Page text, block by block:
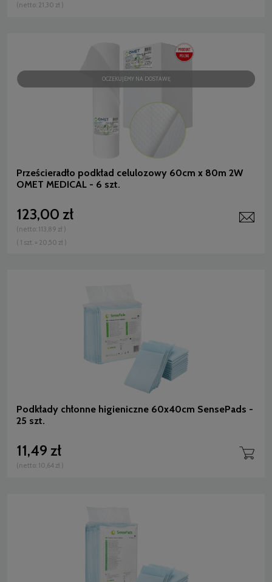
(netto: 21,30 zł )
Prześcieradło podkład celulozowy 60cm x 80m 2W
OMET MEDICAL - 6 szt.
123,00 zł
(netto: 113,89 zł )
( 1 szt. = 20,50 zł )
OCZEKUJEMY NA DOSTAWĘ
Podkłady chłonne higieniczne 60x40cm SensePads -
25 szt.
11,49 zł
(netto: 10,64 zł )